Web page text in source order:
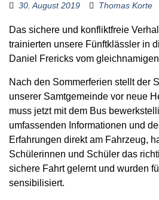
30. August 2019 Thomas Korte
Das sichere und konfliktfreie
trainierten unsere Fünftklässler in
Daniel Frericks vom
Nach den Sommerferien stellt der
unserer Samtgemeinde vor neue
muss jetzt mit dem Bus
umfassenden Informationen und
Erfahrungen direkt am Fahrzeug,
Schülerinnen und Schüler das
sichere Fahrt gelernt und wurden
sensibilisiert.